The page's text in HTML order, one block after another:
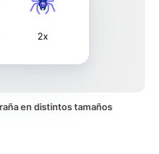
2x
en distintos tamaños